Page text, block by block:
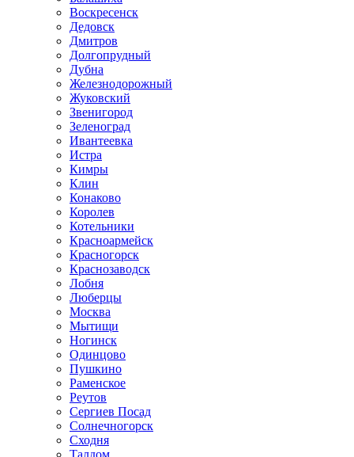
Воскресенск
Дедовск
Дмитров
Долгопрудный
Дубна
Железнодорожный
Жуковский
Звенигород
Зеленоград
Ивантеевка
Истра
Кимры
Клин
Конаково
Королев
Котельники
Красноармейск
Красногорск
Краснозаводск
Лобня
Люберцы
Москва
Мытищи
Ногинск
Одинцово
Пушкино
Раменское
Реутов
Сергиев Посад
Солнечногорск
Сходня
Талдом